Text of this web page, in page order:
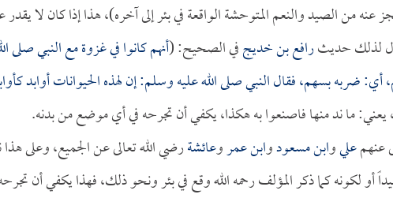
من الصيد والنعم المتوحشة الواقعة في بئر إلى آخره)، هذا إذا كان لا يقدر
لذلك حديثرافع بن خديجفي الصحيح: (أنهم كانوا في غزوة مع النبي صلى
بسهم، فقال النبي صلى الله عليه وسلم: إن لهذه الحيوانات أوابد
يعني: ما ند منها فاصنعوا به هكذا، يكفي أن تجرحه في أي موضع من بدنه.
عنهمعليوابن مسعودوابن عمروعائشةرضي الله تعالى عن الجميع، وعلى
أو لكونه كما ذكر المؤلف رحمه الله وقع في بئر ونحو ذلك، فهذا يكفي أن